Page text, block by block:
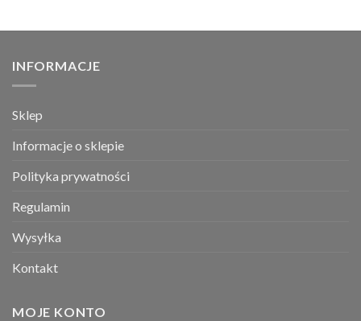
INFORMACJE
Sklep
Informacje o sklepie
Polityka prywatności
Regulamin
Wysyłka
Kontakt
MOJE KONTO